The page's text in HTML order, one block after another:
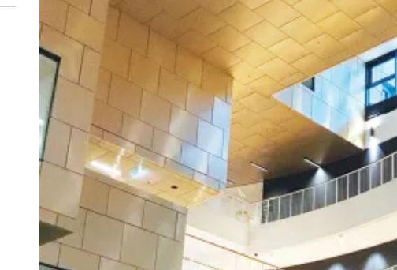
Oulu2026
Näyttelyt
Musiikki
Levyt
Kuvataide
Kirjat
In English
Esitystaide
Arkisto